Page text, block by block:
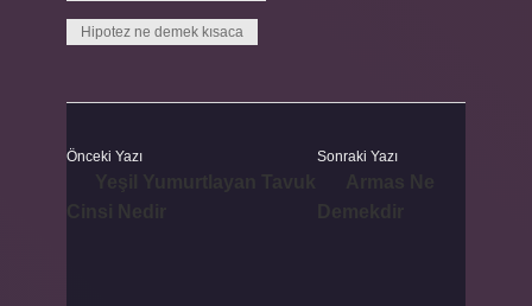
Hipotez ne demek kısaca
Önceki Yazı Sonraki Yazı